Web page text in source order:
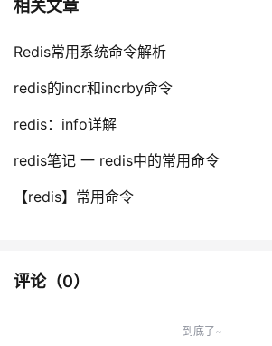
相关文章
Redis常用系统命令解析
redis的incr和incrby命令
redis：info详解
redis笔记 一 redis中的常用命令
【redis】常用命令
评论（0）
到底了~